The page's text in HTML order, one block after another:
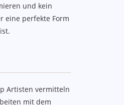
und kein
eine perfekte Form
Artisten vermitteln
mit dem